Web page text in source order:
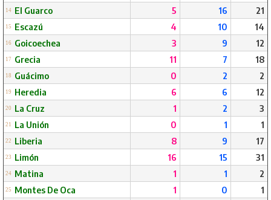
14 El Guarco 5 16 21
15 Escazú 4 10 14
16 Goicoechea 3 9 12
17 Grecia 11 7 18
18 Guácimo 0 2 2
19 Heredia 6 6 12
20 La Cruz 1 2 3
21 La Unión 0 1 1
22 Liberia 8 9 17
23 Limón 16 15 31
24 Matina 1 1 2
25 Montes De Oca 1 0 1